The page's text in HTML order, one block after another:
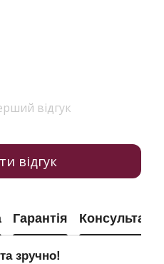
відгук
відгук
Гарантія Консультація
зручно!